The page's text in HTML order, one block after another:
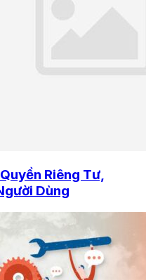
Riêng Tư,
Dùng